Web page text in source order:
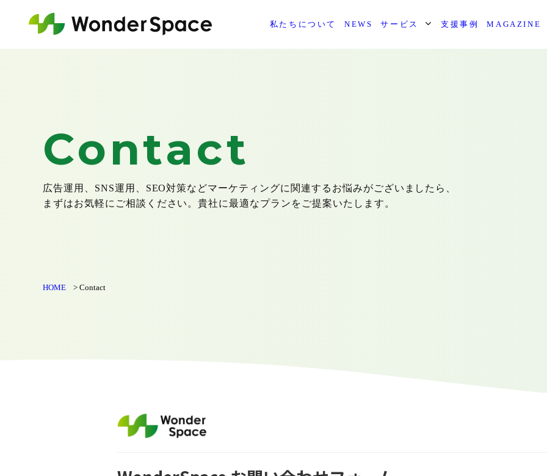
私たちについて NEWS サービス 支援事例 MAGAZINE
Contact
広告運用、SNS運用、SEO対策などマーケティングに関連するお悩みがございましたら、
まずはお気軽にご相談ください。貴社に最適なプランをご提案いたします。
HOME Contact